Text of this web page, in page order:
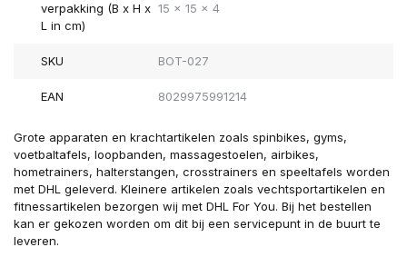
verpakking (B x H x
L in cm)
15 x 15 x 4
SKU BOT-027
EAN 8029975991214
Grote apparaten en krachtartikelen zoals spinbikes, gyms,
voetbaltafels, loopbanden, massagestoelen, airbikes,
hometrainers, halterstangen, crosstrainers en speeltafels worden
met DHL geleverd. Kleinere artikelen zoals vechtsportartikelen en
fitnessartikelen bezorgen wij met DHL For You. Bij het bestellen
kan er gekozen worden om dit bij een servicepunt in de buurt te
leveren.